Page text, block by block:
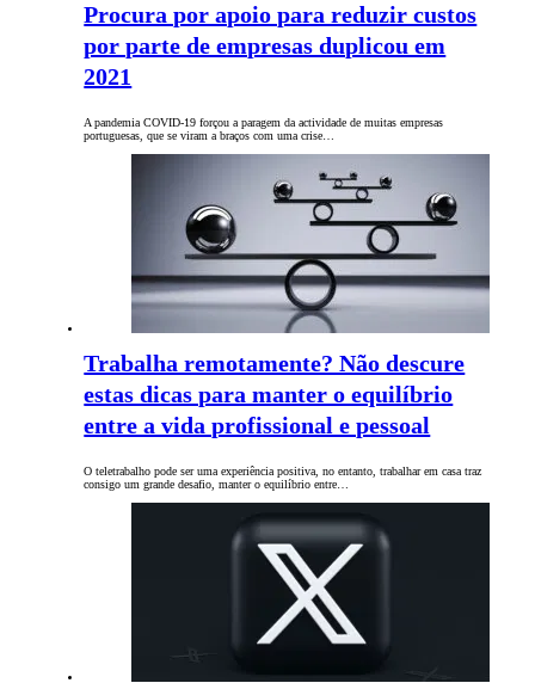
Procura por apoio para reduzir custos
por parte de empresas duplicou em
2021
A pandemia COVID-19 forçou a paragem da actividade de muitas empresas
portuguesas, que se viram a braços com uma crise…
Trabalha remotamente? Não descure
estas dicas para manter o equilíbrio
entre a vida profissional e pessoal
O teletrabalho pode ser uma experiência positiva, no entanto, trabalhar em casa traz
consigo um grande desafio, manter o equilíbrio entre…